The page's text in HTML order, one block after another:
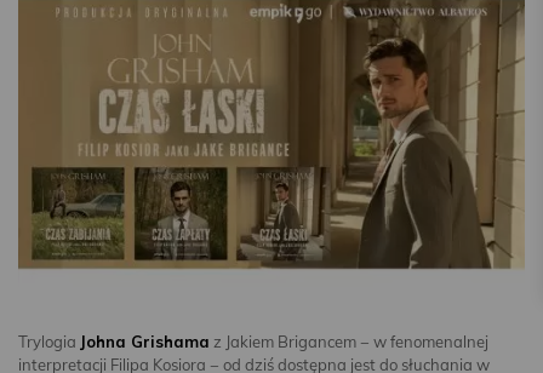
Trylogia Johna Grishama z Jakiem Brigancem − w fenomenalnej
interpretacji Filipa Kosiora − od dziś dostępna jest do słuchania w